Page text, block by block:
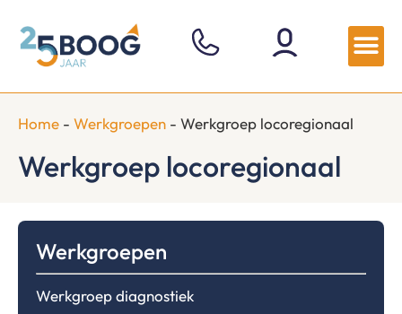
Home - Werkgroepen - Werkgroep locoregionaal
Werkgroep locoregionaal
Werkgroepen
Werkgroep diagnostiek